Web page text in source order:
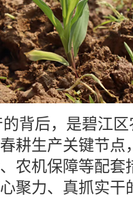
背后，是碧江
耕生产关键节点
农机保障等配套
聚力、真抓实干